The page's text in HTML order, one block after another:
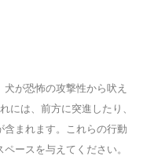
が恐怖の攻撃性から吠え
には、前方に突進したり、
まれます。これらの行動
ースを与えてください。